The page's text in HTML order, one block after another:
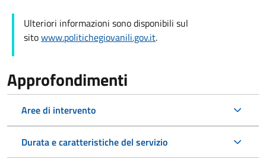
Ulteriori informazioni sono disponibili sul
sitowww.politichegiovanili.gov.it.
Approfondimenti
Aree di intervento
Durata e caratteristiche del servizio